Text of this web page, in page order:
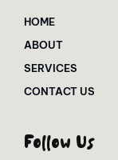
HOME
ABOUT
SERVICES
CONTACT US
Follow Us